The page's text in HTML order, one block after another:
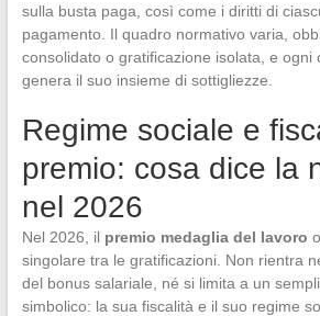
sulla busta paga, così come i diritti di
pagamento. Il quadro normativo varia,
consolidato o gratificazione isolata, e ogni
genera il suo insieme di sottigliezze.
Regime sociale e
premio: cosa dice la
nel 2026
Nel 2026, il premio medaglia del lavoro
singolare tra le gratificazioni. Non rientra
del bonus salariale, né si limita a un
simbolico: la sua fiscalità e il suo regime